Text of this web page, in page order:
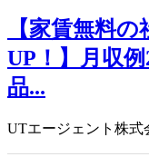
【家賃無料
UP！】月収
品...
UTエージェント株式